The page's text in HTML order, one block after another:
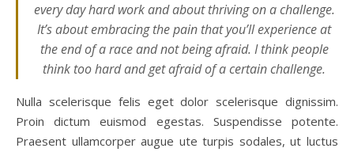
every day hard work and about thriving on a challenge.
It’s about embracing the pain that you’ll experience at
the end of a race and not being afraid. I think people
think too hard and get afraid of a certain challenge.
Nulla scelerisque felis eget dolor scelerisque dignissim.
Proin dictum euismod egestas. Suspendisse potente.
Praesent ullamcorper augue ute turpis sodales, ut luctus